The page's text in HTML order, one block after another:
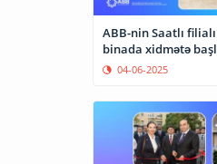
ABB-nin Saatlı
binada xidmətə
04-06-2025